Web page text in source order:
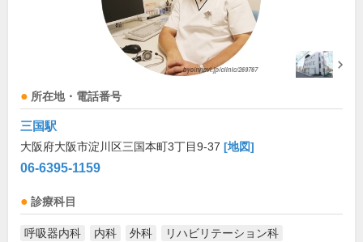
所在地・電話番号
三国駅
大阪府大阪市淀川区三国本町3丁目9-37 [地図]
06-6395-1159
診療科目
呼吸器内科 内科 外科 リハビリテーション科